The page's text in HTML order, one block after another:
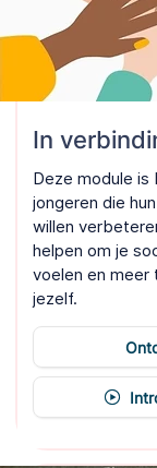
In
Deze module
jongeren die
willen
helpen om je
voelen en
jezelf.